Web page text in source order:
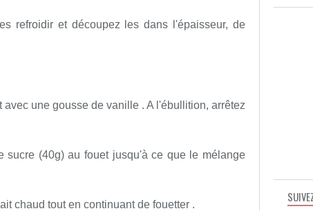
refroidir et découpez les dans l'épaisseur, de
une gousse de vanille . A l'ébullition, arrêtez
sucre (40g) au fouet jusqu'à ce que le mélange
chaud tout en continuant de fouetter .